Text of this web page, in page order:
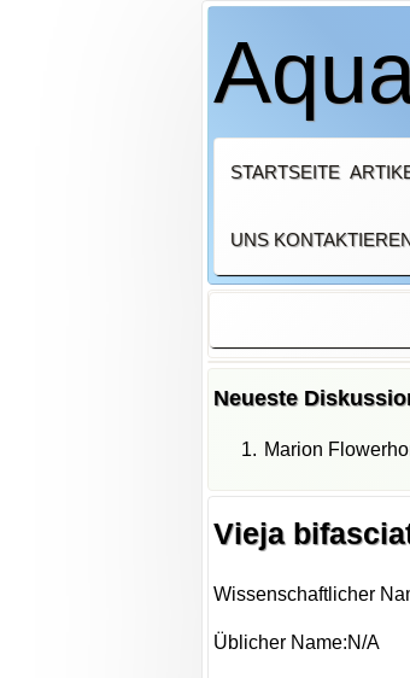
STARTSEITE
UNS
Neueste
Marion
Vieja
Wissenschaftlicher
Üblicher Name:N/A